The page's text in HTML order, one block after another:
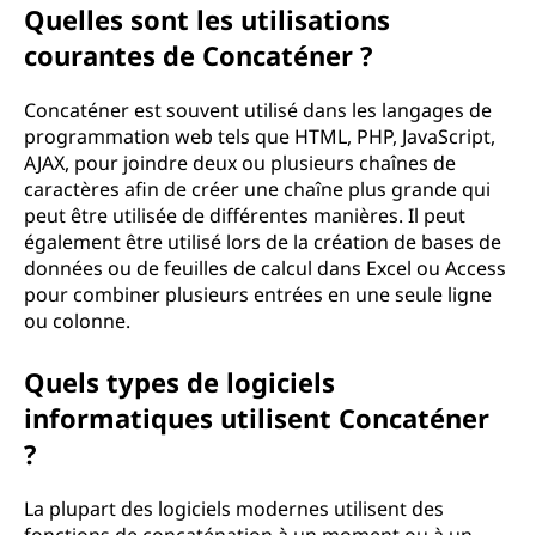
Quelles sont les utilisations
courantes de Concaténer ?
Concaténer est souvent utilisé dans les langages de
programmation web tels que HTML, PHP, JavaScript,
AJAX, pour joindre deux ou plusieurs chaînes de
caractères afin de créer une chaîne plus grande qui
peut être utilisée de différentes manières. Il peut
également être utilisé lors de la création de bases de
données ou de feuilles de calcul dans Excel ou Access
pour combiner plusieurs entrées en une seule ligne
ou colonne.
Quels types de logiciels
informatiques utilisent Concaténer
?
La plupart des logiciels modernes utilisent des